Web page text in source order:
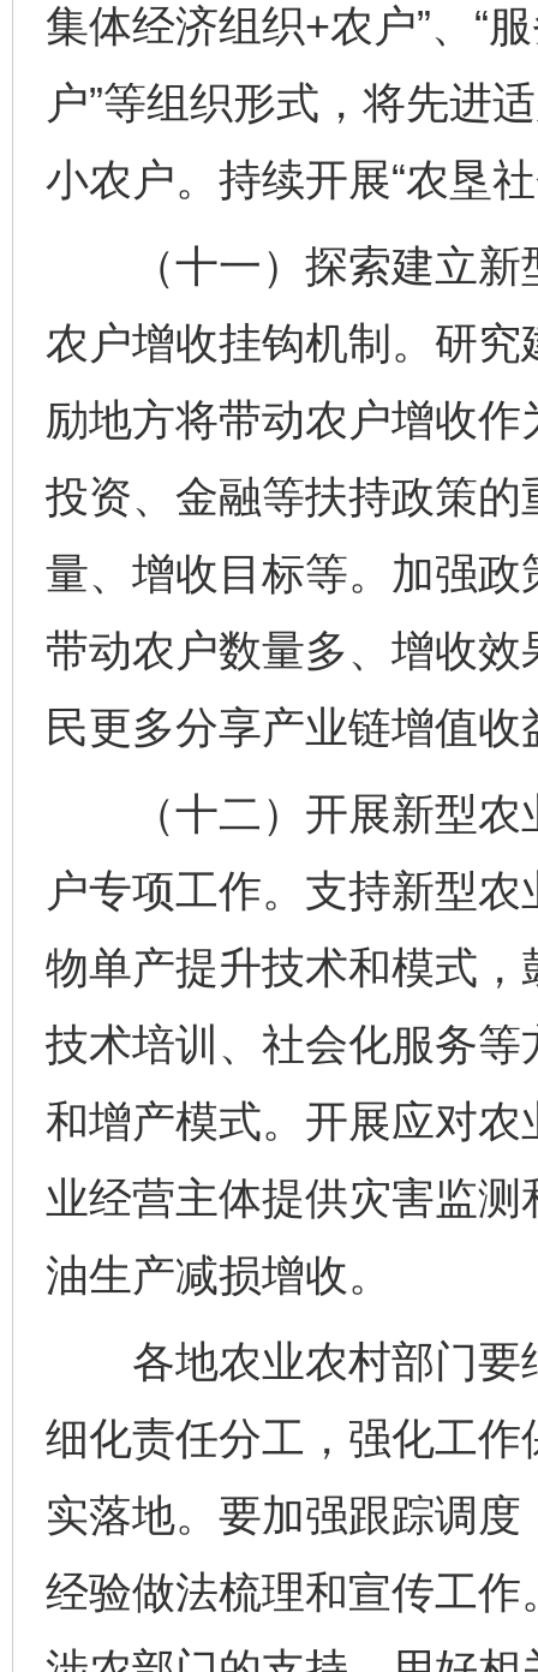
集体经济组织+农户”、“
户”等组织形式，将先进
小农户。持续开展“农垦
（十一）探索建立新
农户增收挂钩机制。研
励地方将带动农户增收
投资、金融等扶持政策
量、增收目标等。加强
带动农户数量多、增收
民更多分享产业链增值收
（十二）开展新型农
户专项工作。支持新型
物单产提升技术和模式
技术培训、社会化服务
和增产模式。开展应对
业经营主体提供灾害监
油生产减损增收。
各地农业农村部门要
细化责任分工，强化工
实落地。要加强跟踪调
经验做法梳理和宣传工